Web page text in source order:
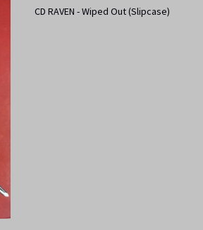
CD RAVEN - Wiped Out (Slipcase)